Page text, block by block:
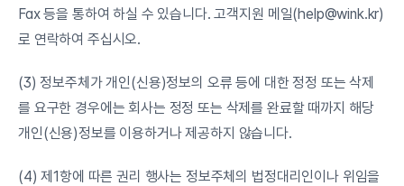
Fax 등을 통하여 하실 수 있습니다. 고객지원 메일(help@wink.kr)
로 연락하여 주십시오.
(3) 정보주체가 개인(신용)정보의 오류 등에 대한 정정 또는 삭제
를 요구한 경우에는 회사는 정정 또는 삭제를 완료할 때까지 해당
개인(신용)정보를 이용하거나 제공하지 않습니다.
(4) 제1항에 따른 권리 행사는 정보주체의 법정대리인이나 위임을